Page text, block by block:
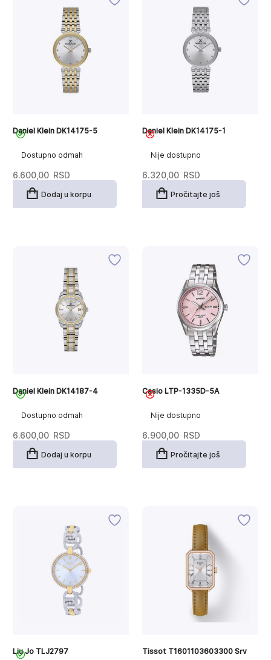
Dostupno odmah
Daniel Klein DK14175-5
6.600,00 RSD
Dodaj u korpu
Nije dostupno
Daniel Klein DK14175-1
6.320,00 RSD
Pročitajte još
Dostupno odmah
Daniel Klein DK14187-4
6.600,00 RSD
Dodaj u korpu
Nije dostupno
Casio LTP-1335D-5A
6.900,00 RSD
Pročitajte još
Liu Jo TLJ2797 Tissot T1601103603300 Srv